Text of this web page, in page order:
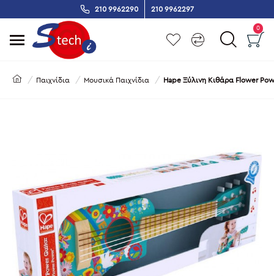
210 9962290 210 9962297
0
Παιχνίδια Μουσικά Παιχνίδια Hape Ξύλινη Κιθάρα Flower